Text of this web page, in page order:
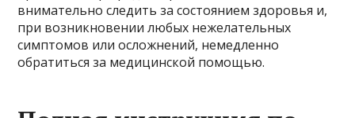
внимательно следить за состоянием здоровья и,
при возникновении любых нежелательных
симптомов или осложнений, немедленно
обратиться за медицинской помощью.